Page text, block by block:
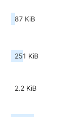
87 KiB
251 KiB
2.2 KiB